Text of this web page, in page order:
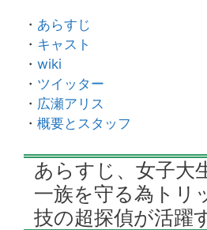
・ あらすじ
・ キャスト
・ wiki
・ ツイッター
・ 広瀬アリス
・ 概要とスタッフ
あらすじ、女子大
一族を守る為トリ
技の超探偵が活躍